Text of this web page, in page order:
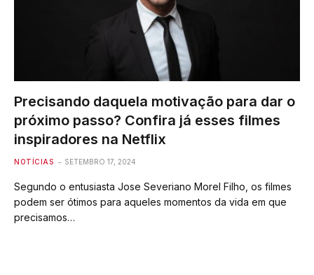
Precisando daquela motivação para dar o
próximo passo? Confira já esses filmes
inspiradores na Netflix
NOTÍCIAS SETEMBRO 17, 2024
Segundo o entusiasta Jose Severiano Morel Filho, os filmes
podem ser ótimos para aqueles momentos da vida em que
precisamos…